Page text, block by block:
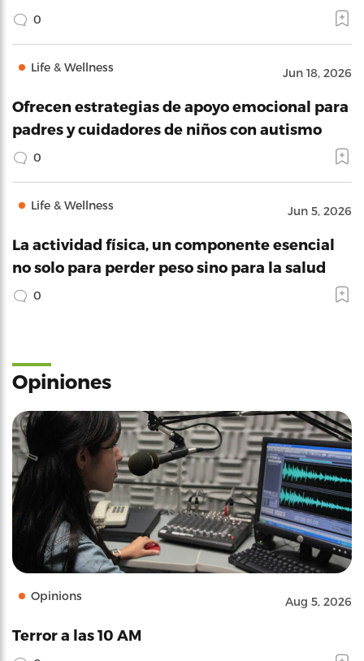
0
Life & Wellness Jun 18, 2026
Ofrecen estrategias de apoyo emocional para
padres y cuidadores de niños con autismo
0
Life & Wellness Jun 5, 2026
La actividad física, un componente esencial
no solo para perder peso sino para la salud
0
Opiniones
Opinions Aug 5, 2026
Terror a las 10 AM